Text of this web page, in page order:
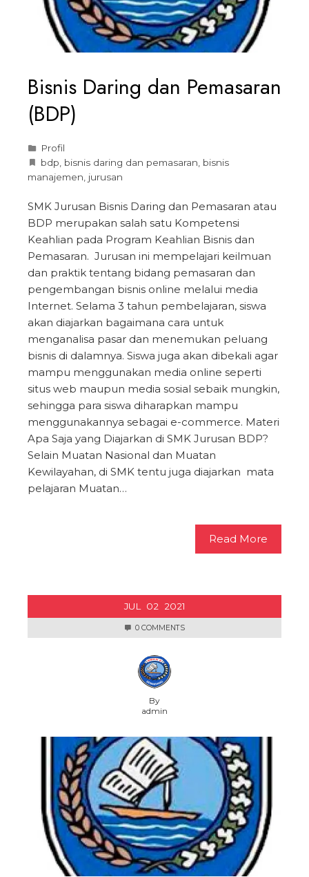
Bisnis Daring dan Pemasaran
(BDP)
Profil
bdp bisnis daring dan pemasaran bisnis
manajemen jurusan
SMK Jurusan Bisnis Daring dan Pemasaran atau
BDP merupakan salah satu Kompetensi
Keahlian pada Program Keahlian Bisnis dan
Pemasaran. Jurusan ini mempelajari keilmuan
dan praktik tentang bidang pemasaran dan
pengembangan bisnis online melalui media
Internet. Selama 3 tahun pembelajaran, siswa
akan diajarkan bagaimana cara untuk
menganalisa pasar dan menemukan peluang
bisnis di dalamnya. Siswa juga akan dibekali agar
mampu menggunakan media online seperti
situs web maupun media sosial sebaik mungkin,
sehingga para siswa diharapkan mampu
menggunakannya sebagai e-commerce. Materi
Apa Saja yang Diajarkan di SMK Jurusan BDP?
Selain Muatan Nasional dan Muatan
Kewilayahan, di SMK tentu juga diajarkan mata
pelajaran Muatan…
Read More
JUL 02 2021
0 COMMENTS
By
admin